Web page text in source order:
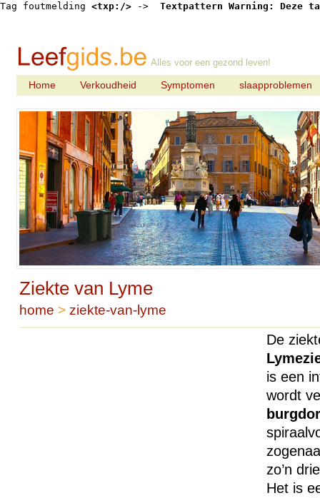
Tag foutmelding <txp:/> -> Textpattern Warning: Deze
Alles voor een gezond leven!
Home Verkoudheid Symptomen slaapproblemen
Ziekte van Lyme
home > ziekte-van-lyme
De
is een
wordt
zo’n
Het is